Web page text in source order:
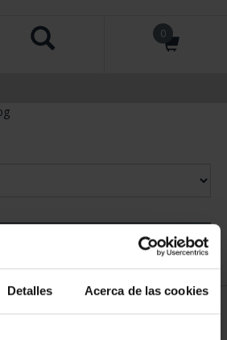
Detalles Acerca de las cookies
0